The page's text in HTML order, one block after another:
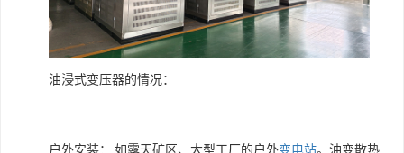
油浸式变压器的情况：
户外安装： 如露天矿区、大型工厂的户外变电站。油变散热